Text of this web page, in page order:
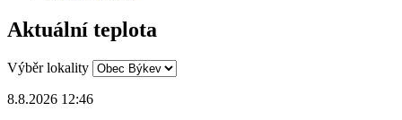
Aktuální teplota
Výběr lokality
8.8.2026 12:46